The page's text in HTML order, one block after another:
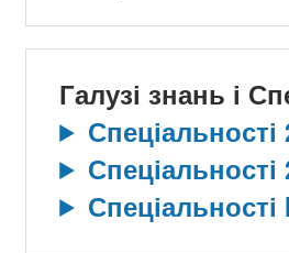
Галузі знань і
Спеціальності
Спеціальності
Спеціальності